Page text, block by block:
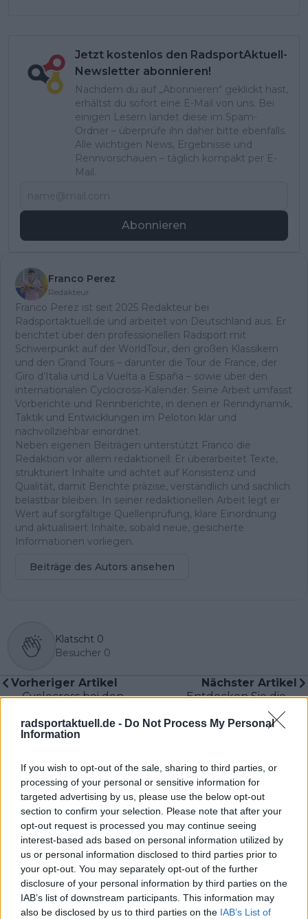
radsportaktuell.de - Do Not Process My Personal
Information
If you wish to opt-out of the sale, sharing to third parties, or
processing of your personal or sensitive information for
targeted advertising by us, please use the below opt-out
section to confirm your selection. Please note that after your
opt-out request is processed you may continue seeing
interest-based ads based on personal information utilized by
us or personal information disclosed to third parties prior to
your opt-out. You may separately opt-out of the further
disclosure of your personal information by third parties on the
IAB’s list of downstream participants. This information may
also be disclosed by us to third parties on the IAB’s List of
Jetzt kostenlos den RadsportAktuell-
Newsletter abonnieren!
Nachdem du auf „Abonnieren“ geklickt hast,
erhältst du sofort eine E-Mail von uns. Bei
einigen Lesern landet diese im Spam-
Ordner – überprüfe ihn daher bitte ebenfalls.
Alle wichtigen News, Ergebnisse und
Rennvorschauen – täglich kompakt per E-
Mail.
Abonnieren
Franco Perez
Redakteur
Franco Perez ist seit 2025 Redakteur bei
Radsportaktuell.de und arbeitet von Deutschland aus. Er
berichtet über den professionellen Radsport mit
Schwerpunkt auf der WorldTour, den großen Klassikern
und den Grand Tours – darunter die Tour de France, der
Giro d’Italia und La Vuelta a España – sowie über den
internationalen Cyclocross-Kalender. Seine Arbeit umfasst
Vorberichte und Rennberichte, in denen er Renndynamik,
Taktik und Entwicklungen im Peloton klar und
nachvollziehbar einordnet.
Neben eigenen Beiträgen unterstützt Franco die
Redaktion vor allem redaktionell: Er überarbeitet Texte,
strukturiert Inhalte und achtet auf Konsistenz und
Qualität, damit Berichte präzise, verständlich und sachlich
belastbar bleiben. In seiner redaktionellen Arbeit legt er
Wert auf sorgfältige Quellenprüfung, klare Einordnung
und aktualisiert Inhalte, sobald neue, gesicherte
Informationen vorliegen.
Beiträge des Autors ansehen
Klatscht 0
Besucher 0
Vorheriger Artikel
Cyclocross bei den
Winterspielen? Wir
verraten Ihnen den
dem er stattfinden
würde
Nächster Artikel
Entdecken Sie die
Startliste für den Giro
dell'Appenino 2025 -
und mehr